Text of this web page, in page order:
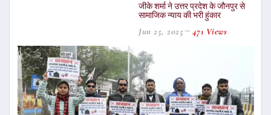
जीके शर्मा ने उत्तर प्रदेश के जौनपुर से
सामाजिक न्याय की भरी हुंकार
Jun 25, 2025 471 Views